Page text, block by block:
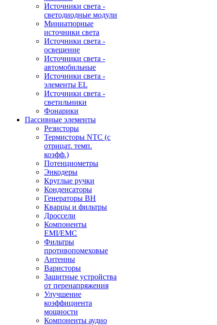
Источники света -
светодиодные модули
Миниатюрные
источники света
Источники света -
освещение
Источники света -
автомобильные
Источники света -
элементы EL
Источники света -
светильники
Фонарики
Пассивные элементы
Резисторы
Термисторы NTC (с
отрицат. темп.
коэфф.)
Потенциометры
Энкодеры
Круглые ручки
Конденсаторы
Генераторы ВН
Кварцы и фильтры
Дроссели
Компоненты
EMI/EMC
Фильтры
противопомеховые
Антенны
Варисторы
Защитные устройства
от перенапряжения
Улучшение
коэффициента
мощности
Компоненты аудио